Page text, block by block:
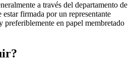
a través del departamento de
firmada por un representante
preferiblemente en papel membretado